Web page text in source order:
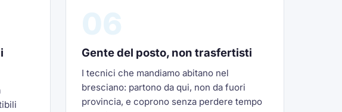
Gente del posto, non trasfertisti
I tecnici che mandiamo abitano nel
bresciano: partono da qui, non da fuori
provincia, e coprono senza perdere tempo